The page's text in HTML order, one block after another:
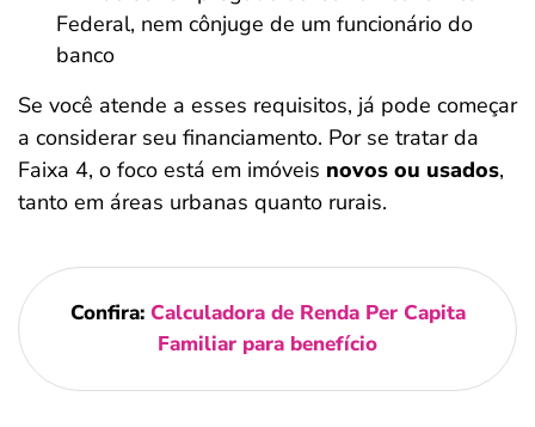
Federal, nem cônjuge de um funcionário do
banco
Se você atende a esses requisitos, já pode começar
a considerar seu financiamento. Por se tratar da
Faixa 4, o foco está em imóveis novos ou usados,
tanto em áreas urbanas quanto rurais.
Confira: Calculadora de Renda Per Capita
Familiar para benefício